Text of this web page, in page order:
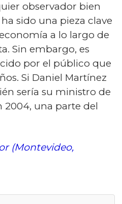
observador bien
sido una pieza clave
a lo largo de
Sin embargo, es
por el público que
Si Daniel Martínez
sería su ministro de
2004, una parte del
(Montevideo,